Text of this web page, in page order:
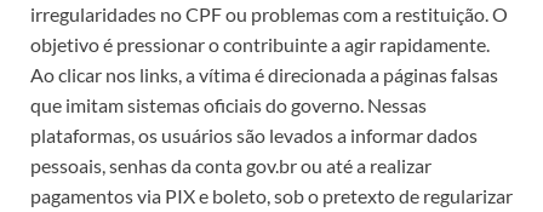
irregularidades no CPF ou problemas com a restituição. O
objetivo é pressionar o contribuinte a agir rapidamente.
Ao clicar nos links, a vítima é direcionada a páginas falsas
que imitam sistemas oficiais do governo. Nessas
plataformas, os usuários são levados a informar dados
pessoais, senhas da conta gov.br ou até a realizar
pagamentos via PIX e boleto, sob o pretexto de regularizar